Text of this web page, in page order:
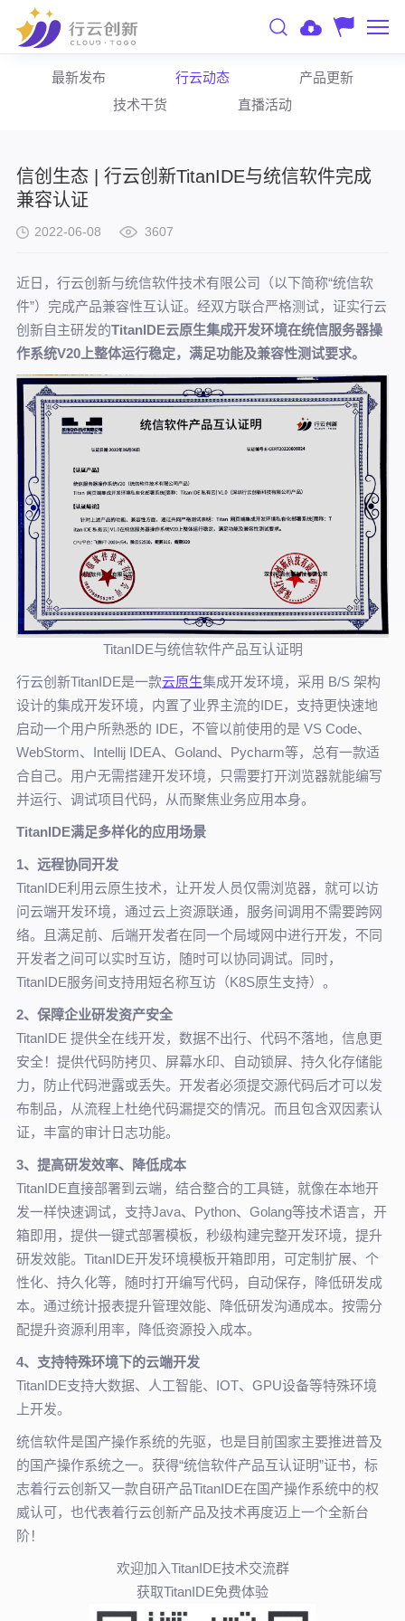
最新发布 行云动态
产品更新
技术干货
直播活动
信创生态 | 行云创新TitanIDE与统信软件完成
兼容认证
2022-06-08 3607
近日，行云创新与统信软件技术有限公司（以下简称“统信软
件”）完成产品兼容性互认证。经双方联合严格测试，证实行云
创新自主研发的TitanIDE云原生集成开发环境在统信服务器操
作系统V20上整体运行稳定，满足功能及兼容性测试要求。
TitanIDE与统信软件产品互认证明
行云创新TitanIDE是一款云原生集成开发环境，采用 B/S 架构
设计的集成开发环境，内置了业界主流的IDE，支持更快速地
启动一个用户所熟悉的 IDE，不管以前使用的是 VS Code、
WebStorm、Intellij IDEA、Goland、Pycharm等，总有一款适
合自己。用户无需搭建开发环境，只需要打开浏览器就能编写
并运行、调试项目代码，从而聚焦业务应用本身。
TitanIDE满足多样化的应用场景
1、远程协同开发
TitanIDE利用云原生技术，让开发人员仅需浏览器，就可以访
问云端开发环境，通过云上资源联通，服务间调用不需要跨网
络。且满足前、后端开发者在同一个局域网中进行开发，不同
开发者之间可以实时互访，随时可以协同调试。同时，
TitanIDE服务间支持用短名称互访（K8S原生支持）。
2、保障企业研发资产安全
TitanIDE 提供全在线开发，数据不出行、代码不落地，信息更
安全！提供代码防拷贝、屏幕水印、自动锁屏、持久化存储能
力，防止代码泄露或丢失。开发者必须提交源代码后才可以发
布制品，从流程上杜绝代码漏提交的情况。而且包含双因素认
证，丰富的审计日志功能。
3、提高研发效率、降低成本
TitanIDE直接部署到云端，结合整合的工具链，就像在本地开
发一样快速调试，支持Java、Python、Golang等技术语言，开
箱即用，提供一键式部署模板，秒级构建完整开发环境，提升
研发效能。TitanIDE开发环境模板开箱即用，可定制扩展、个
性化、持久化等，随时打开编写代码，自动保存，降低研发成
本。通过统计报表提升管理效能、降低研发沟通成本。按需分
配提升资源利用率，降低资源投入成本。
4、支持特殊环境下的云端开发
TitanIDE支持大数据、人工智能、IOT、GPU设备等特殊环境
上开发。
统信软件是国产操作系统的先驱，也是目前国家主要推进普及
的国产操作系统之一。获得“统信软件产品互认证明”证书，标
志着行云创新又一款自研产品TitanIDE在国产操作系统中的权
威认可，也代表着行云创新产品及技术再度迈上一个全新台
阶！
欢迎加入TitanIDE技术交流群
获取TitanIDE免费体验